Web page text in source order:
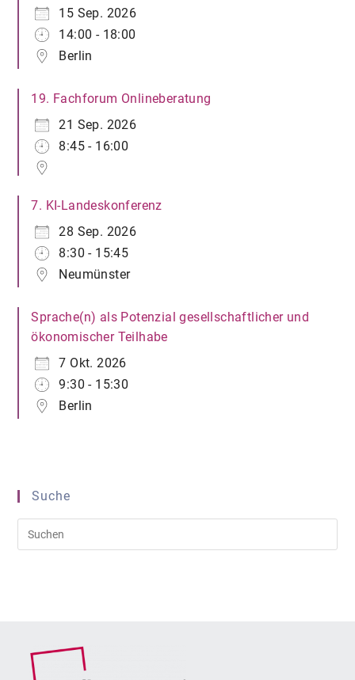
15 Sep. 2026
14:00 - 18:00
Berlin
19. Fachforum Onlineberatung
21 Sep. 2026
8:45 - 16:00
7. KI-Landeskonferenz
28 Sep. 2026
8:30 - 15:45
Neumünster
Sprache(n) als Potenzial gesellschaftlicher und
ökonomischer Teilhabe
7 Okt. 2026
9:30 - 15:30
Berlin
Suche